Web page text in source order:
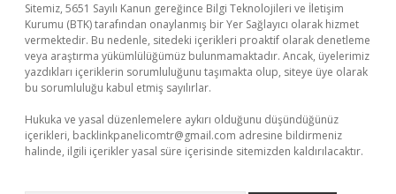
Sitemiz, 5651 Sayılı Kanun gereğince Bilgi Teknolojileri ve İletişim
Kurumu (BTK) tarafından onaylanmış bir Yer Sağlayıcı olarak hizmet
vermektedir. Bu nedenle, sitedeki içerikleri proaktif olarak denetleme
veya araştırma yükümlülüğümüz bulunmamaktadır. Ancak, üyelerimiz
yazdıkları içeriklerin sorumluluğunu taşımakta olup, siteye üye olarak
bu sorumluluğu kabul etmiş sayılırlar.
Hukuka ve yasal düzenlemelere aykırı olduğunu düşündüğünüz
içerikleri, backlinkpanelicomtr@gmail.com adresine bildirmeniz
halinde, ilgili içerikler yasal süre içerisinde sitemizden kaldırılacaktır.